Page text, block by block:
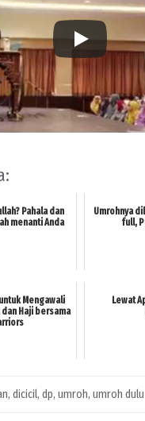
Pahala dan
menanti Anda
Umrohnya
full,
Mengawali
Haji bersama
Lewat
, dicicil, dp, umroh, umroh dulu